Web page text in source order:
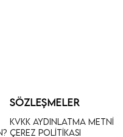
SÖZLEŞMELER
KVKK Aydınlatma Metni
Çerez Politikası